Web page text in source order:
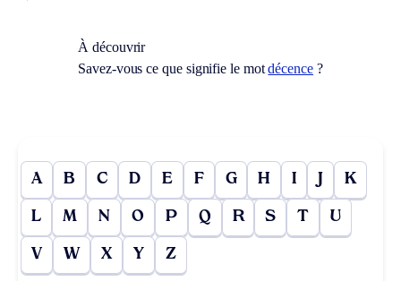
À découvrir
Savez-vous ce que signifie le motdécence?
A B C D E F G H I J K
L M N O P Q R S T U
V W X Y Z